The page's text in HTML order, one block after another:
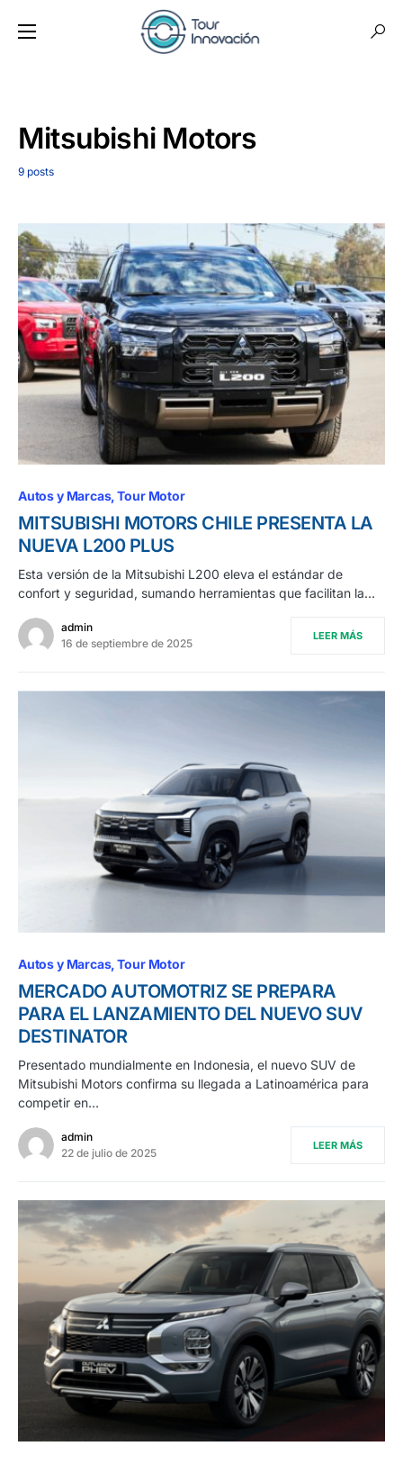
Mitsubishi Motors
9 posts
Autos y Marcas Tour Motor
MITSUBISHI MOTORS CHILE PRESENTA LA
NUEVA L200 PLUS
Esta versión de la Mitsubishi L200 eleva el estándar de
confort y seguridad, sumando herramientas que facilitan la…
admin
16 de septiembre de 2025
LEER MÁS
Autos y Marcas Tour Motor
MERCADO AUTOMOTRIZ SE PREPARA
PARA EL LANZAMIENTO DEL NUEVO SUV
DESTINATOR
Presentado mundialmente en Indonesia, el nuevo SUV de
Mitsubishi Motors confirma su llegada a Latinoamérica para
competir en…
admin
22 de julio de 2025
LEER MÁS